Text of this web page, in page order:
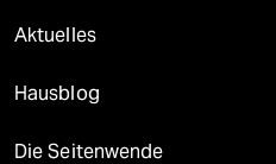
Aktuelles
Hausblog
Die Seitenwende